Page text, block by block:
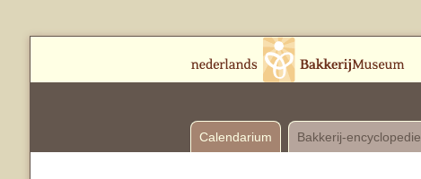
Calendarium Bakkerij-encyclopedie